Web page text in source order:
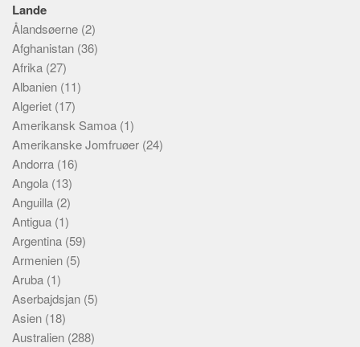
Job
Virksomhed
Investering
Pension og opsparing
Forbrug
Social sikring og sundhed
Transport
Alle
Aspekter
Køb og salg
Økonomi
Jura og regler
Skatter og afgifter
Lande
Ålandsøerne (2)
Afghanistan (36)
Afrika (27)
Albanien (11)
Algeriet (17)
Amerikansk Samoa (1)
Amerikanske Jomfruøer (24)
Andorra (16)
Angola (13)
Anguilla (2)
Antigua (1)
Argentina (59)
Armenien (5)
Aruba (1)
Aserbajdsjan (5)
Asien (18)
Australien (288)